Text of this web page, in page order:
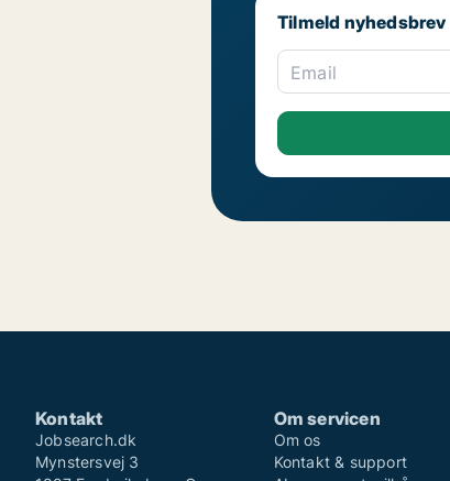
Tilmeld nyhedsbrev
Email
Kontakt
Jobsearch.dk
Mynstersvej 3
Om servicen
Om os
Kontakt & support